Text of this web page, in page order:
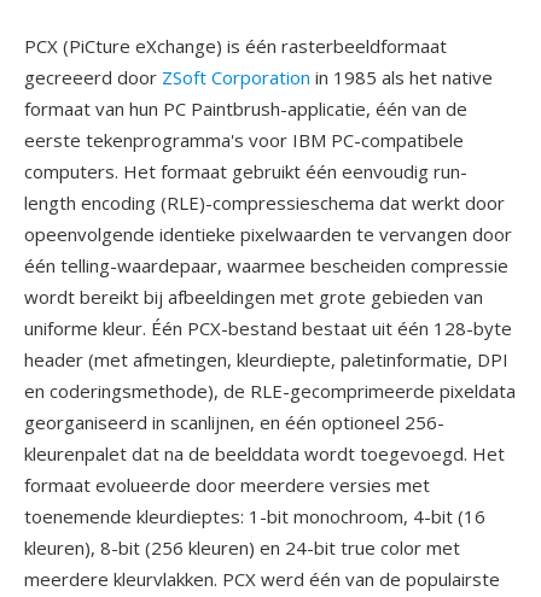
PCX (PiCture eXchange) is één rasterbeeldformaat
gecreeerd door ZSoft Corporation in 1985 als het native
formaat van hun PC Paintbrush-applicatie, één van de
eerste tekenprogramma's voor IBM PC-compatibele
computers. Het formaat gebruikt één eenvoudig run-
length encoding (RLE)-compressieschema dat werkt door
opeenvolgende identieke pixelwaarden te vervangen door
één telling-waardepaar, waarmee bescheiden compressie
wordt bereikt bij afbeeldingen met grote gebieden van
uniforme kleur. Één PCX-bestand bestaat uit één 128-byte
header (met afmetingen, kleurdiepte, paletinformatie, DPI
en coderingsmethode), de RLE-gecomprimeerde pixeldata
georganiseerd in scanlijnen, en één optioneel 256-
kleurenpalet dat na de beelddata wordt toegevoegd. Het
formaat evolueerde door meerdere versies met
toenemende kleurdieptes: 1-bit monochroom, 4-bit (16
kleuren), 8-bit (256 kleuren) en 24-bit true color met
meerdere kleurvlakken. PCX werd één van de populairste